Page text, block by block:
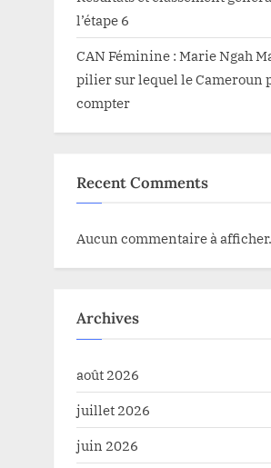
l’étape 6
CAN Féminine : Marie Ngah
pilier sur lequel le Cameroun
compter
Recent Comments
Aucun commentaire à afficher.
Archives
août 2026
juillet 2026
juin 2026